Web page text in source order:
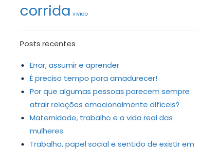
corrida vivido
Posts recentes
Errar, assumir e aprender
É preciso tempo para amadurecer!
Por que algumas pessoas parecem sempre
atrair relações emocionalmente difíceis?
Maternidade, trabalho e a vida real das
mulheres
Trabalho, papel social e sentido de existir em